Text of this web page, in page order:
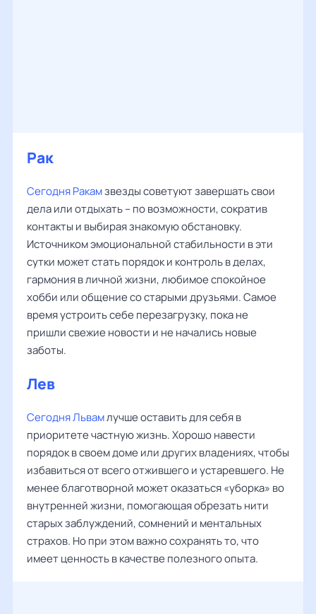
Рак
Сегодня Ракамзвезды советуют завершать свои
дела или отдыхать – по возможности, сократив
контакты и выбирая знакомую обстановку.
Источником эмоциональной стабильности в эти
сутки может стать порядок и контроль в делах,
гармония в личной жизни, любимое спокойное
хобби или общение со старыми друзьями. Самое
время устроить себе перезагрузку, пока не
пришли свежие новости и не начались новые
заботы.
Лев
Сегодня Львамлучше оставить для себя в
приоритете частную жизнь. Хорошо навести
порядок в своем доме или других владениях, чтобы
избавиться от всего отжившего и устаревшего. Не
менее благотворной может оказаться «уборка» во
внутренней жизни, помогающая обрезать нити
старых заблуждений, сомнений и ментальных
страхов. Но при этом важно сохранять то, что
имеет ценность в качестве полезного опыта.